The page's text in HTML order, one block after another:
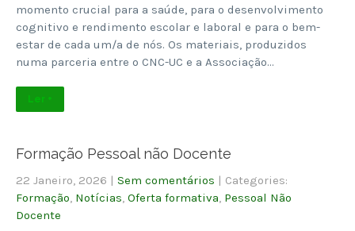
momento crucial para a saúde, para o desenvolvimento
cognitivo e rendimento escolar e laboral e para o bem-
estar de cada um/a de nós. Os materiais, produzidos
numa parceria entre o CNC-UC e a Associação…
Ler +
Formação Pessoal não Docente
22 Janeiro, 2026 | Sem comentários | Categories:
Formação Notícias Oferta formativa Pessoal Não
Docente